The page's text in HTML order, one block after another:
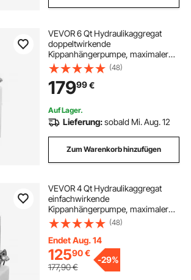
VEVOR 6 Qt Hydraulikaggregat
doppeltwirkende
Kippanhängerpumpe, maximaler
Öffnungsdruck 22 MPa und
Fördermenge 3,4 L/min, 12 V DC
Hydraulikpumpe mit Metallbehälter
für Kippanhänger Weiß
(48)
17999€
Auf Lager.
Lieferung:sobald Mi. Aug. 12
Zum Warenkorb hinzufügen
VEVOR 4 Qt Hydraulikaggregat
einfachwirkende
Kippanhängerpumpe, maximaler
Öffnungsdruck 22 MPa und
Fördermenge 3,4 L/min, 12 V DC
Hydraulikpumpe mit Metallbehälter
für Kippanhänger Weiß
(48)
Endet Aug. 14
12590€
177,90€
-29%